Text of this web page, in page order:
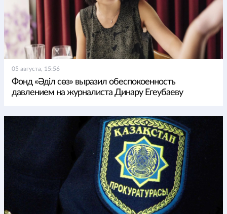
05 августа, 15:56
Фонд «Әділ сөз» выразил обеспокоенность
давлением на журналиста Динару Егеубаеву